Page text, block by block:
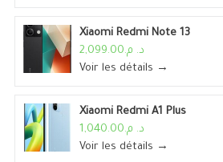
Xiaomi Redmi Note 13
د. م.2,099.00
Voir les détails →
Xiaomi Redmi A1 Plus
د. م.1,040.00
Voir les détails →